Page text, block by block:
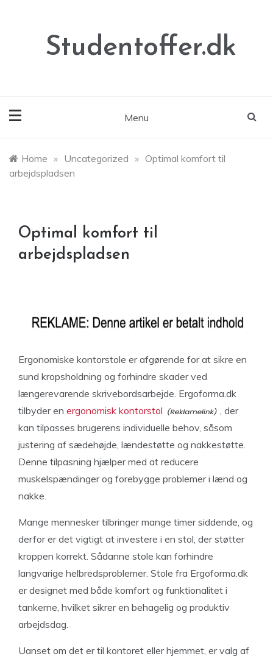
Studentoffer.dk
Menu
Home » Uncategorized » Optimal komfort til
arbejdspladsen
Optimal komfort til
arbejdspladsen
Ergonomiske kontorstole er afgørende for at sikre en
sund kropsholdning og forhindre skader ved
længerevarende skrivebordsarbejde. Ergoforma.dk
tilbyder en ergonomisk kontorstol
, der
kan tilpasses brugerens individuelle behov, såsom
justering af sædehøjde, lændestøtte og nakkestøtte.
Denne tilpasning hjælper med at reducere
muskelspændinger og forebygge problemer i lænd og
nakke.
Mange mennesker tilbringer mange timer siddende, og
derfor er det vigtigt at investere i en stol, der støtter
kroppen korrekt. Sådanne stole kan forhindre
langvarige helbredsproblemer. Stole fra Ergoforma.dk
er designet med både komfort og funktionalitet i
tankerne, hvilket sikrer en behagelig og produktiv
arbejdsdag.
Uanset om det er til kontoret eller hjemmet, er valg af